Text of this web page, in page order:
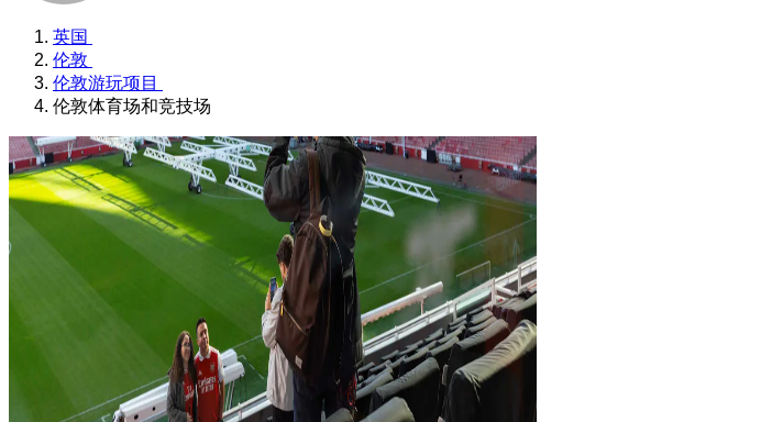
英国
伦敦
伦敦游玩项目
伦敦体育场和竞技场